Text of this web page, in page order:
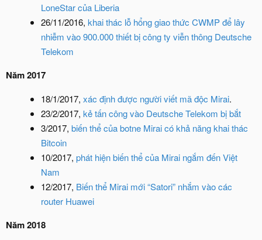
LoneStar của Liberia
26/11/2016, khai thác lỗ hổng giao thức CWMP để lây
nhiễm vào 900.000 thiết bị công ty viễn thông Deutsche
Telekom
Năm 2017
18/1/2017, xác định được người viết mã độc Mirai.
23/2/2017, kẻ tấn công vào Deutsche Telekom bị bắt
3/2017, biến thể của botne Mirai có khả năng khai thác
Bitcoin
10/2017, phát hiện biến thể của Mirai ngắm đến Việt
Nam
12/2017, Biến thể Mirai mới “Satori” nhắm vào các
router Huawei
Năm 2018